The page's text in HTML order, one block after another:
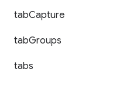
tabCapture
tabGroups
tabs